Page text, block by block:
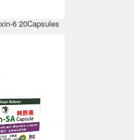
6 20Capsules